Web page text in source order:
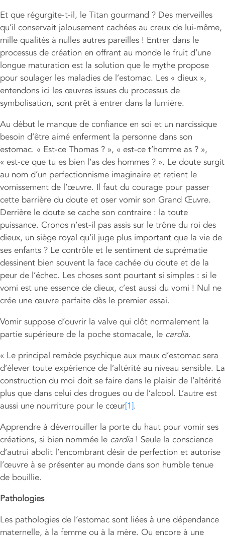
Et que régurgite-t-il, le Titan gourmand ? Des merveilles
qu’il conservait jalousement cachées au creux de lui-même,
mille qualités à nulles autres pareilles ! Entrer dans le
processus de création en offrant au monde le fruit d’une
longue maturation est la solution que le mythe propose
pour soulager les maladies de l’estomac. Les « dieux »,
entendons ici les œuvres issues du processus de
symbolisation, sont prêt à entrer dans la lumière.
Au début le manque de confiance en soi et un narcissique
besoin d’être aimé enferment la personne dans son
estomac. « Est-ce Thomas ? », « est-ce t’homme as ? »,
« est-ce que tu es bien l’as des hommes ? ». Le doute surgit
au nom d’un perfectionnisme imaginaire et retient le
vomissement de l’œuvre. Il faut du courage pour passer
cette barrière du doute et oser vomir son Grand Œuvre.
Derrière le doute se cache son contraire : la toute
puissance. Cronos n’est-il pas assis sur le trône du roi des
dieux, un siège royal qu’il juge plus important que la vie de
ses enfants ? Le contrôle et le sentiment de suprématie
dessinent bien souvent la face cachée du doute et de la
peur de l’échec. Les choses sont pourtant si simples : si le
vomi est une essence de dieux, c’est aussi du vomi ! Nul ne
crée une œuvre parfaite dès le premier essai.
Vomir suppose d’ouvrir la valve qui clôt normalement la
partie supérieure de la poche stomacale, le cardia.
« Le principal remède psychique aux maux d’estomac sera
d’élever toute expérience de l’altérité au niveau sensible. La
construction du moi doit se faire dans le plaisir de l’altérité
plus que dans celui des drogues ou de l’alcool. L’autre est
aussi une nourriture pour le cœur[1].
Apprendre à déverrouiller la porte du haut pour vomir ses
créations, si bien nommée le cardia ! Seule la conscience
d’autrui abolit l’encombrant désir de perfection et autorise
l’œuvre à se présenter au monde dans son humble tenue
de bouillie.
Pathologies
Les pathologies de l’estomac sont liées à une dépendance
maternelle, à la femme ou à la mère. Ou encore à une